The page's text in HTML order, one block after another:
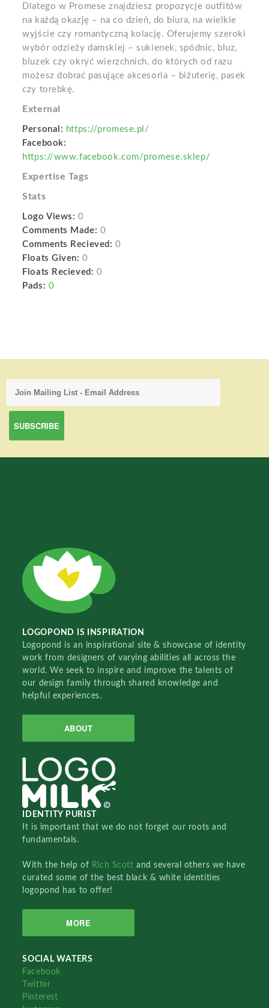
Dlatego w Promese znajdziesz propozycje outfitów
na każdą okazję – na co dzień, do biura, na wielkie
wyjście czy romantyczną kolację. Oferujemy szeroki
wybór odzieży damskiej – sukienek, spódnic, bluz,
bluzek czy okryć wierzchnich, do których od razu
możesz dobrać pasujące akcesoria – biżuterię, pasek
czy torebkę.
External
Personal: https://promese.pl/
Facebook:
https://www.facebook.com/promese.sklep/
Expertise Tags
Stats
Logo Views: 0
Comments Made: 0
Comments Recieved: 0
Floats Given: 0
Floats Recieved: 0
Pads: 0
LOGOPOND IS INSPIRATION
Logopond is an inspirational site & showcase of identity
work from designers of varying abilities all across the
world. We seek to inspire and improve the talents of
our design family through shared knowledge and
helpful experiences.
ABOUT
IDENTITY PURIST
It is important that we do not forget our roots and
fundamentals.
With the help of Rich Scottand several others we have
curated some of the best black & white identities
logopond has to offer!
MORE
SOCIAL WATERS
Facebook
Twitter
Pinterest